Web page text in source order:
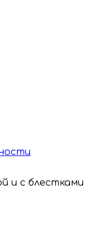
и с блестками